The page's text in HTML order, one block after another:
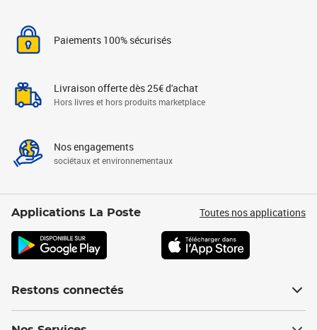
Paiements 100% sécurisés
Livraison offerte dès 25€ d'achat
Hors livres et hors produits marketplace
Nos engagements
sociétaux et environnementaux
Applications La Poste Toutes nos applications
Restons connectés